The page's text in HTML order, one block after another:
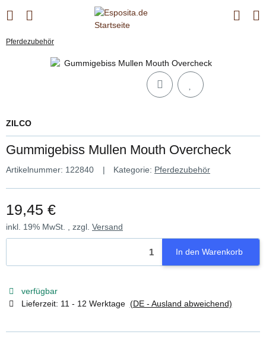
Pferdezubehör
ZILCO
Gummigebiss Mullen Mouth Overcheck
Artikelnummer: 122840 Kategorie: Pferdezubehör
19,45 €
inkl. 19% MwSt. , zzgl. Versand
In den Warenkorb
verfügbar
Lieferzeit: 11 - 12 Werktage (DE - Ausland abweichend)